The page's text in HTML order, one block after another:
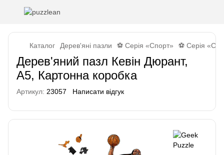
Каталог Дерев'яні пазли ⚽ Серія «Спорт» ⚽ Серія
Дерев'яний пазл Кевін Дюрант,
А5, Картонна коробка
Артикул: 23057 Написати відгук